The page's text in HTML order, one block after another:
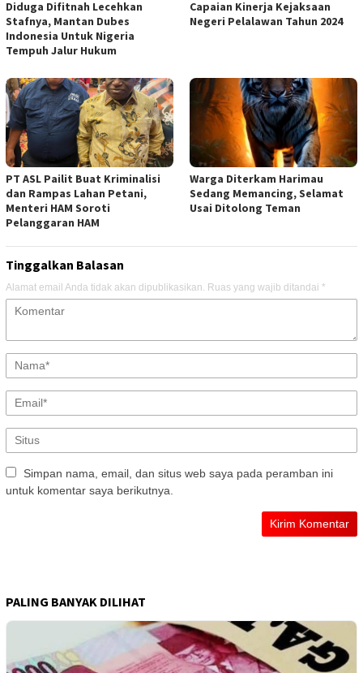
Diduga Difitnah Lecehkan
Stafnya, Mantan Dubes
Indonesia Untuk Nigeria
Tempuh Jalur Hukum
Capaian Kinerja Kejaksaan
Negeri Pelalawan Tahun 2024
PT ASL Pailit Buat Kriminalisi
dan Rampas Lahan Petani,
Menteri HAM Soroti
Pelanggaran HAM
Warga Diterkam Harimau
Sedang Memancing, Selamat
Usai Ditolong Teman
Tinggalkan Balasan
Alamat email Anda tidak akan dipublikasikan. Ruas yang wajib ditandai *
Simpan nama, email, dan situs web saya pada peramban ini
untuk komentar saya berikutnya.
PALING BANYAK DILIHAT